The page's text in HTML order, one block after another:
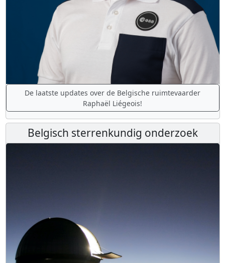
De laatste updates over de Belgische ruimtevaarder
Raphaël Liégeois!
Belgisch sterrenkundig onderzoek